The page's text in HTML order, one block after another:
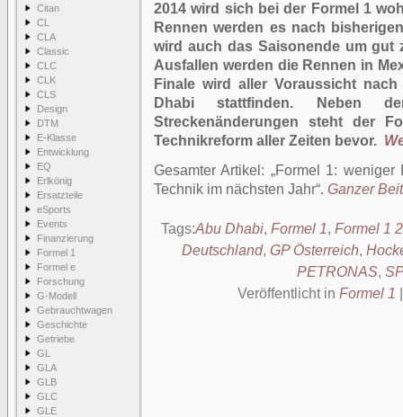
Citan
CL
CLA
Classic
CLC
CLK
CLS
Design
DTM
E-Klasse
Entwicklung
EQ
Erlkönig
Ersatzteile
eSports
Events
Finanzierung
Formel 1
Formel e
Forschung
G-Modell
Gebrauchtwagen
Geschichte
Getriebe
GL
GLA
GLB
GLC
GLE
2014 wird sich bei der Formel 1
Rennen werden es nach
wird auch das Saisonende um gut
Ausfallen werden die Rennen in
Finale wird aller Voraussicht
Dhabi stattfinden.
Neben
Streckenänderungen steht der
Technikreform aller Zeiten bevor.
Gesamter Artikel:
Formel 1: weniger
Technik im nächsten Jahr . Ganzer
Tags:Abu Dhabi, Formel 1, Formel 1
Deutschland, GP Österreich,
PETRONAS,
Veröffentlicht in Formel 1